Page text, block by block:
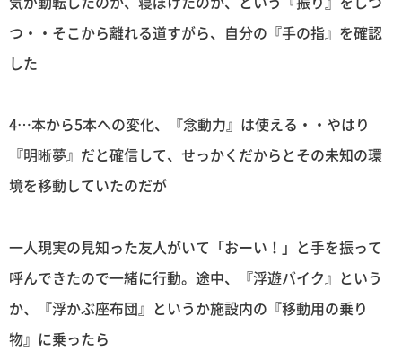
つ・・そこから離れる道すがら、自分の『手の指』を確認
した
4…本から5本への変化、『念動力』は使える・・やはり
『明晰夢』だと確信して、せっかくだからとその未知の環
境を移動していたのだが
一人現実の見知った友人がいて「おーい！」と手を振って
呼んできたので一緒に行動。途中、『浮遊バイク』という
か、『浮かぶ座布団』というか施設内の『移動用の乗り
物』に乗ったら